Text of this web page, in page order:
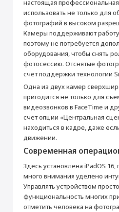
настоящая
использовать не только для
фотографий в высоком
Камеры поддерживают
поэтому не потребуется
оборудования, чтобы снять
фотосессию. Отснятые
счет поддержки технологии
Одна из двух камер
пригодится не только для
видеозвонков в FaceTime и
счет опции «Центральная
находиться в кадре, даже
движении.
Современная
Здесь установлена iPadOS
много внимания уделено
Управлять устройством
функциональность многих
отметить человека на
Встроенная вспышка
Фронтальная камера (Мп)
Питание
Время работы (ч)
Время работы в интернете через
(ч)
Дисплей
Диагональ (дюйм)
Яркость (кд/м2)
Тип дисплея
Разрешение (пикс)
Число пикселей на дюйм (PPI)
Сенсорный дисплей
Тип сенсорного дисплея
Поддержка Multitouch
Связь